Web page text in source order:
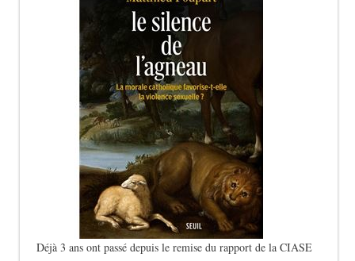
Déjà 3 ans ont passé depuis le remise du rapport de la CIASE